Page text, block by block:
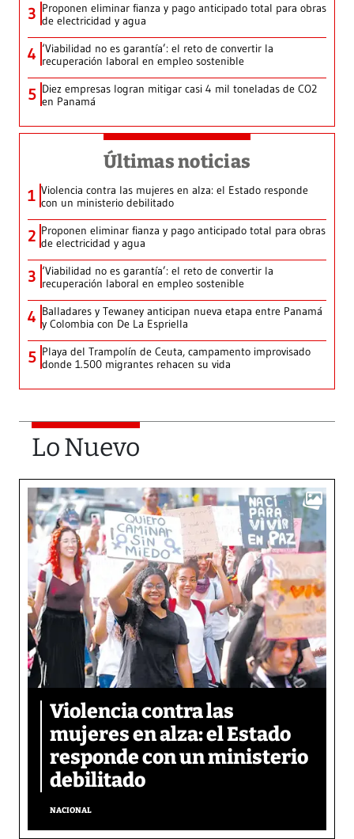
3 Proponen eliminar fianza y pago anticipado total para obras
de electricidad y agua
4 ‘Viabilidad no es garantía’: el reto de convertir la
recuperación laboral en empleo sostenible
5 Diez empresas logran mitigar casi 4 mil toneladas de CO2
en Panamá
Últimas noticias
1 Violencia contra las mujeres en alza: el Estado responde
con un ministerio debilitado
2 Proponen eliminar fianza y pago anticipado total para obras
de electricidad y agua
3 ‘Viabilidad no es garantía’: el reto de convertir la
recuperación laboral en empleo sostenible
4 Balladares y Tewaney anticipan nueva etapa entre Panamá
y Colombia con De La Espriella
5 Playa del Trampolín de Ceuta, campamento improvisado
donde 1.500 migrantes rehacen su vida
Lo Nuevo
Violencia contra las
mujeres en alza: el Estado
responde con un ministerio
debilitado
NACIONAL